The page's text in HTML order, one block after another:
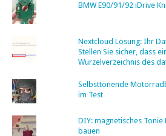
BMW E90/91/92 iDrive
Nextcloud Lösung: Ihr
Stellen Sie sicher, dass
Wurzelverzeichnis des
Selbsttönende
im Test
DIY: magnetisches Tonie
bauen